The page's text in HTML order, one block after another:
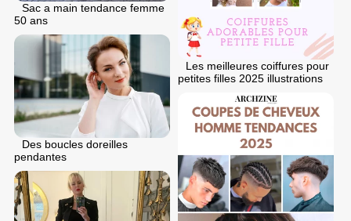
Sac a main tendance femme
50 ans
Les meilleures coiffures pour
petites filles 2025 illustrations
Des boucles doreilles
pendantes